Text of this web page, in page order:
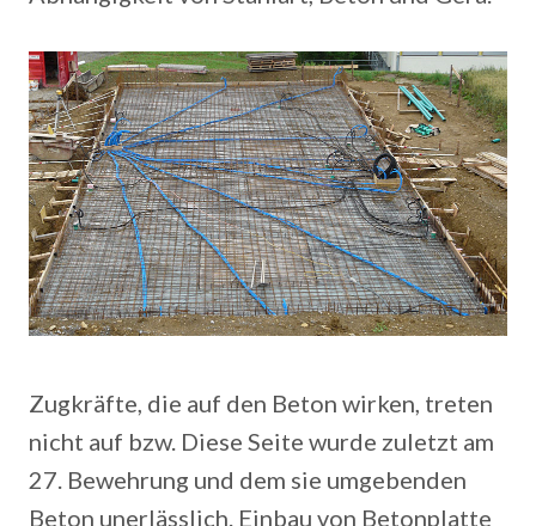
Zugkräfte, die auf den Beton wirken, treten
nicht auf bzw. Diese Seite wurde zuletzt am
27. Bewehrung und dem sie umgebenden
Beton unerlässlich. Einbau von Betonplatte